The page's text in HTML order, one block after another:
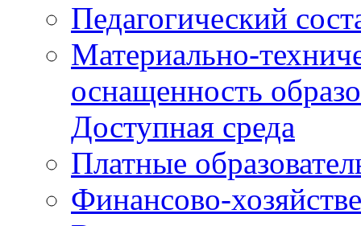
Педагогический
Материально-
оснащенность
Доступная среда
Платные
Финансово-